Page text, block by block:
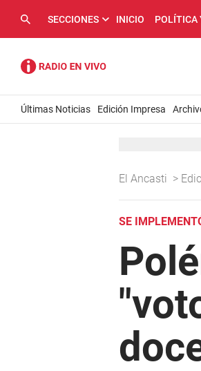
SECCIONES INICIO POLÍTICA
Últimas Noticias Edición Impresa
El Ancasti >
SE